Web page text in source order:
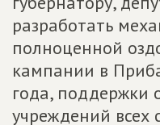
разработать
полноценной
кампании в
года, поддержки
учреждений всех